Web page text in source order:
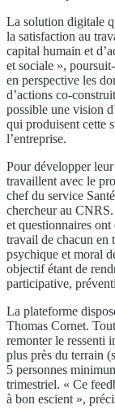
La solution digitale
la satisfaction au
capital humain et
et sociale »,
en perspective les
d’actions co-
possible une vision
qui produisent cette
l’entreprise.
Pour développer
travaillent avec le
chef du service
chercheur au
et questionnaires
travail de chacun en
psychique et moral
objectif étant de
participative,
La plateforme
Thomas Cornet.
remonter le ressenti
plus près du terrain
5 personnes
trimestriel. « Ce
à bon escient »,